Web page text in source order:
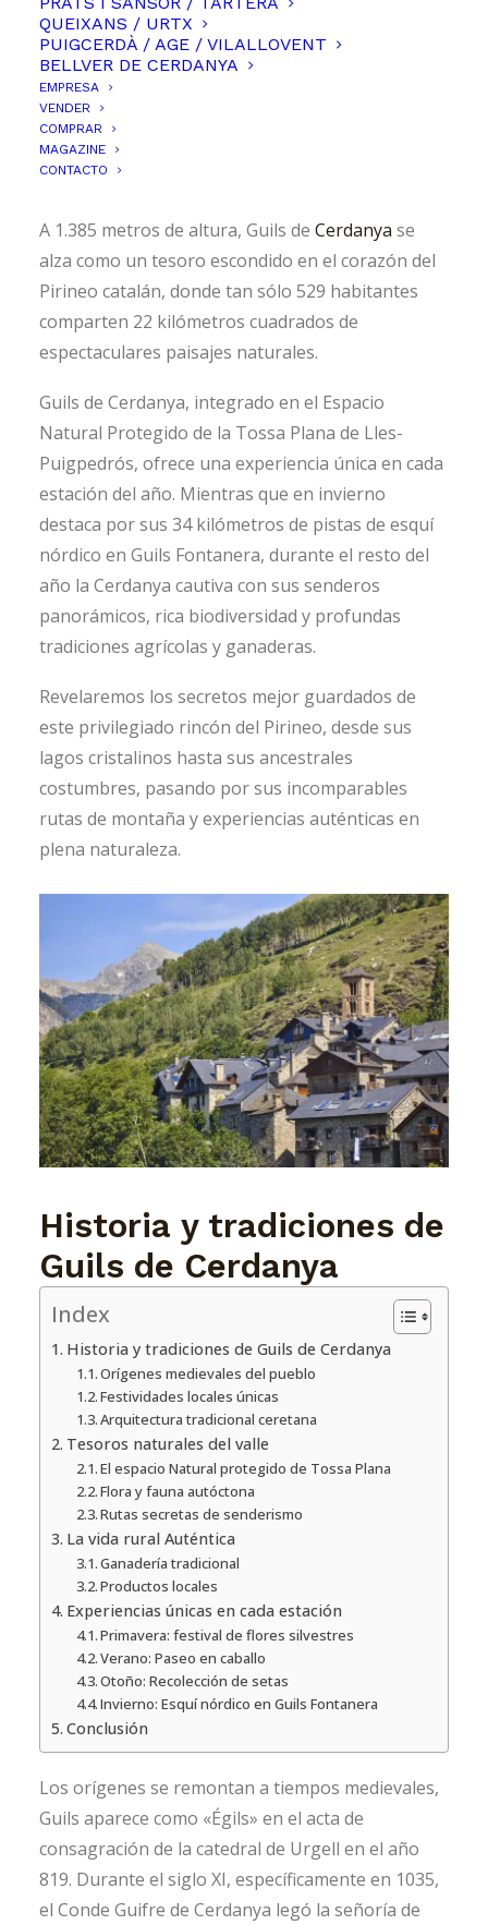
QUEIXANS / URTX
PUIGCERDÀ / AGE / VILALLOVENT
BELLVER DE CERDANYA
EMPRESA
VENDER
COMPRAR
MAGAZINE
CONTACTO
A 1.385 metros de altura, Guils de Cerdanya se
alza como un tesoro escondido en el corazón del
Pirineo catalán, donde tan sólo 529 habitantes
comparten 22 kilómetros cuadrados de
espectaculares paisajes naturales.
Guils de Cerdanya, integrado en el Espacio
Natural Protegido de la Tossa Plana de Lles-
Puigpedrós, ofrece una experiencia única en cada
estación del año. Mientras que en invierno
destaca por sus 34 kilómetros de pistas de esquí
nórdico en Guils Fontanera, durante el resto del
año la Cerdanya cautiva con sus senderos
panorámicos, rica biodiversidad y profundas
tradiciones agrícolas y ganaderas.
Revelaremos los secretos mejor guardados de
este privilegiado rincón del Pirineo, desde sus
lagos cristalinos hasta sus ancestrales
costumbres, pasando por sus incomparables
rutas de montaña y experiencias auténticas en
plena naturaleza.
Historia y tradiciones de
Guils de Cerdanya
Index
Historia y tradiciones de Guils de Cerdanya
Orígenes medievales del pueblo
Festividades locales únicas
Arquitectura tradicional ceretana
Tesoros naturales del valle
El espacio Natural protegido de Tossa Plana
Flora y fauna autóctona
Rutas secretas de senderismo
La vida rural Auténtica
Ganadería tradicional
Productos locales
Experiencias únicas en cada estación
Primavera: festival de flores silvestres
Verano: Paseo en caballo
Otoño: Recolección de setas
Invierno: Esquí nórdico en Guils Fontanera
Conclusión
Los orígenes se remontan a tiempos medievales,
Guils aparece como «Égils» en el acta de
consagración de la catedral de Urgell en el año
819. Durante el siglo XI, específicamente en 1035,
el Conde Guifre de Cerdanya legó la señoría de